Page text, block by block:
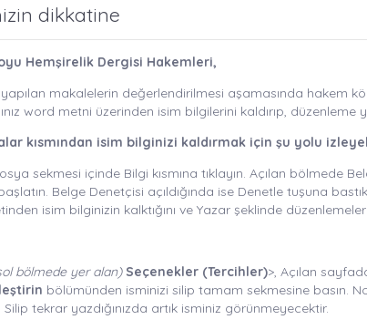
dikkatine
Hemşirelik Dergisi Hakemleri,
makalelerin değerlendirilmesi aşamasında hakem
word metni üzerinden isim bilgilerini kaldırıp,
kısmından isim bilginizi kaldırmak için şu yolu
sekmesi içinde Bilgi kısmına tıklayın. Açılan bölmede
Belge Denetçisi açıldığında ise Denetle tuşuna
isim bilginizin kalktığını ve Yazar şeklinde
bölmede yer alan) Seçenekler (Tercihler)>, Açılan
bölümünden isminizi silip tamam sekmesine basın.
tekrar yazdığınızda artık isminiz görünmeyecektir.